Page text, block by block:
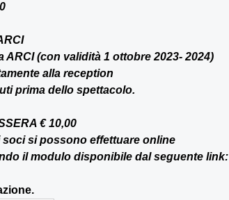
ARCI (con validità 1 ottobre 2023- 2024)
alla reception
prima dello spettacolo.
€ 10,00
si possono effettuare online
il modulo disponibile dal seguente link: